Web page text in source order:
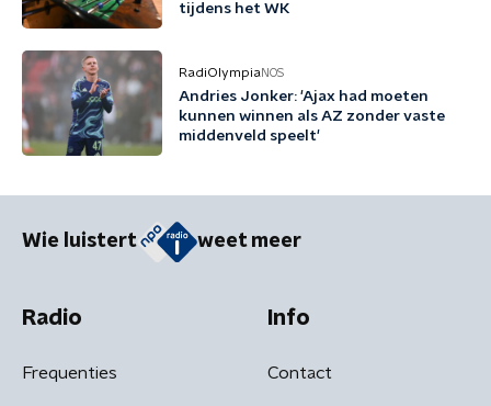
tijdens het WK
RadiOlympia NOS
Andries Jonker: 'Ajax had moeten
kunnen winnen als AZ zonder vaste
middenveld speelt'
Wie luistert weet meer
Radio
Frequenties
Info
Contact